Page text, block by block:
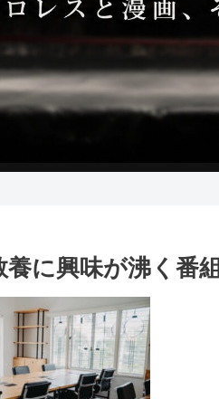
に興味が沸く番組